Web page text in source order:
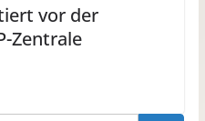
vor der
Zentrale